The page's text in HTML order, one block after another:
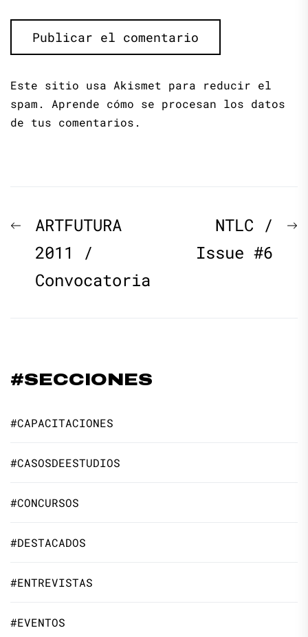
Este sitio usa Akismet para reducir el
spam. Aprende cómo se procesan los datos
de tus comentarios.
Navegación
de
entradas
Previous
post:
ARTFUTURA
2011 /
Convocatoria
NTLC /
Issue #6
#SECCIONES
#CAPACITACIONES
#CASOSDEESTUDIOS
#CONCURSOS
#DESTACADOS
#ENTREVISTAS
#EVENTOS